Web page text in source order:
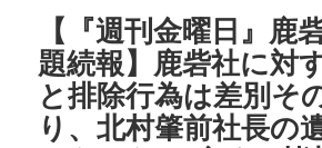
【『週刊金曜日』鹿
題続報】鹿砦社に対
と排除行為は差別そ
り、北村肇前社長の